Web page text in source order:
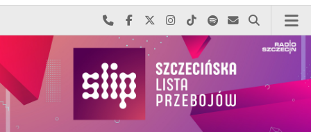
Najlepiej po prostu do nas zadzwoń
Odwiedź nas na Facebook-u
Odwiedź nas na X
Odwiedź nas na Instagram-ie
Odwiedź nas na TikTok-u
Szukaj nas na Spotify
Wyślij do nas
Szukaj